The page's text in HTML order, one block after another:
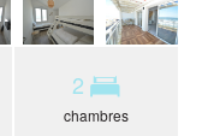
2
chambres